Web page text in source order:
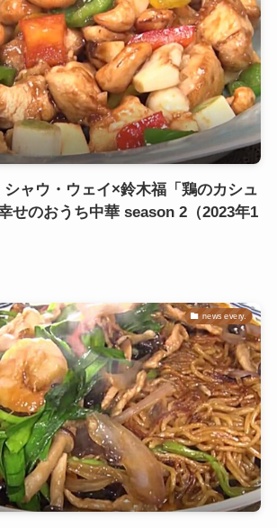
シャウ・ウェイ×鈴木福「鶏のカシュ
せのおうち中華 season 2（2023年1
news every.